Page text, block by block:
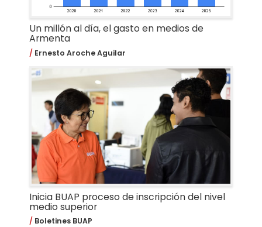
Un millón al día, el gasto en medios de
Armenta
Ernesto Aroche Aguilar
Inicia BUAP proceso de inscripción del nivel
medio superior
Boletines BUAP